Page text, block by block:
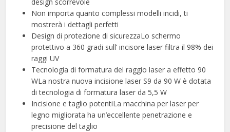
design scorrevole
Non importa quanto complessi modelli incidi, ti
mostrerà i dettagli perfetti
Design di protezione di sicurezzaLo schermo
protettivo a 360 gradi sull’ incisore laser filtra il 98% dei
raggi UV
Tecnologia di formatura del raggio laser a effetto 90
WLa nostra nuova incisione laser S9 da 90 W è dotata
di tecnologia di formatura laser da 5,5 W
Incisione e taglio potentiLa macchina per laser per
legno migliorata ha un’eccellente penetrazione e
precisione del taglio